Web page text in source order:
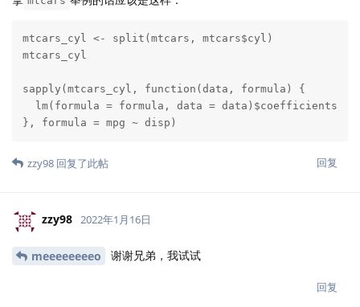
mtcars_cyl <- split(mtcars, mtcars$cyl)
mtcars_cyl
sapply(mtcars_cyl, function(data, formula) {
  lm(formula = formula, data = data)$coefficients
}, formula = mpg ~ disp)
回复
zzy98 回复了此帖
zzy98 2022年1月16日
meeeeeeeeo 谢谢兄弟，我试试
回复